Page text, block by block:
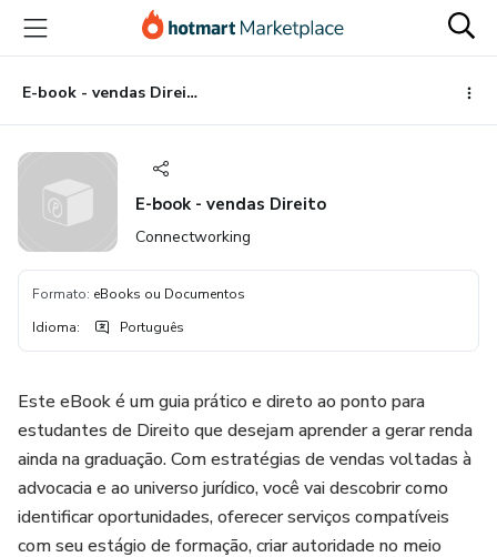
para
conteúdo
principal
para
pagamento
para
rodapé
E-book - vendas Direito
E-book - vendas Direito
Connectworking
Formato: eBooks ou Documentos
Idioma: Português
Este eBook é um guia prático e direto ao ponto para
estudantes de Direito que desejam aprender a gerar renda
ainda na graduação. Com estratégias de vendas voltadas à
advocacia e ao universo jurídico, você vai descobrir como
identificar oportunidades, oferecer serviços compatíveis
com seu estágio de formação, criar autoridade no meio